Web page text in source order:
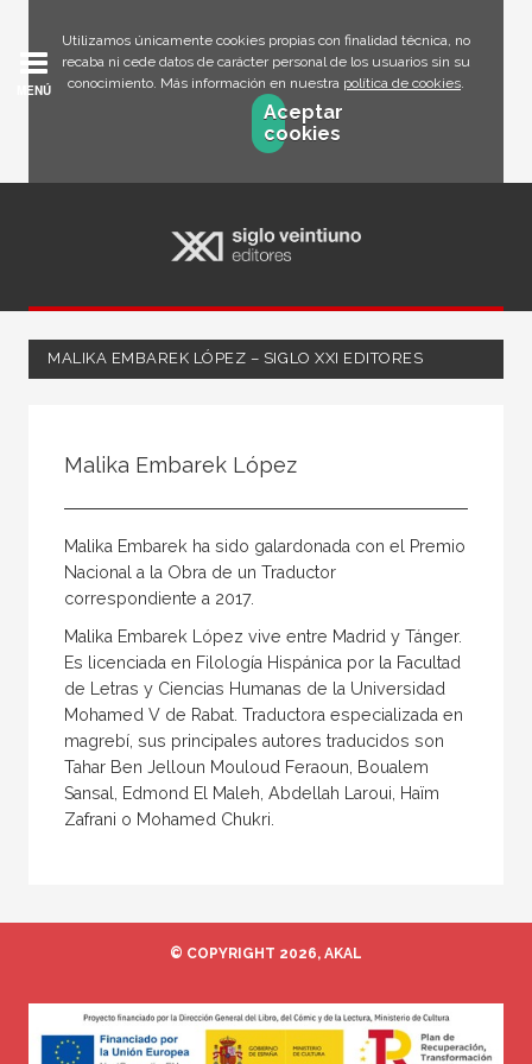
Utilizamos únicamente cookies propias con finalidad técnica, no
recaba ni cede datos de carácter personal de los usuarios sin su
conocimiento. Más información en nuestra política de cookies.
Aceptar
cookies
MENÚ
MALIKA EMBAREK LÓPEZ – SIGLO XXI EDITORES
Malika Embarek López
Malika Embarek ha sido galardonada con el Premio
Nacional a la Obra de un Traductor
correspondiente a 2017.
Malika Embarek López vive entre Madrid y Tánger.
Es licenciada en Filología Hispánica por la Facultad
de Letras y Ciencias Humanas de la Universidad
Mohamed V de Rabat. Traductora especializada en
magrebí, sus principales autores traducidos son
Tahar Ben Jelloun Mouloud Feraoun, Boualem
Sansal, Edmond El Maleh, Abdellah Laroui, Haïm
Zafrani o Mohamed Chukri.
© COPYRIGHT 2026, AKAL